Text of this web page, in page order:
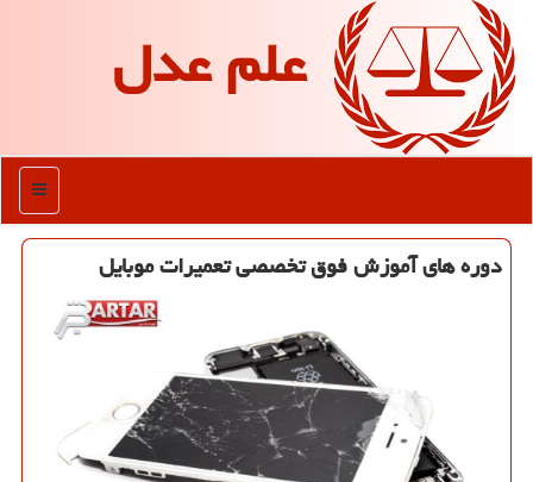
علم عدل
منو
دوره های آموزش فوق تخصصی تعمیرات موبایل